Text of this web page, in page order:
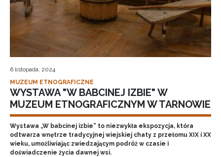
6 listopada, 2024
MUZEUM ETNOGRAFICZNE
WYSTAWA "W BABCINEJ IZBIE" W
MUZEUM ETNOGRAFICZNYM W TARNOWIE
Wystawa „W babcinej izbie” to niezwykła ekspozycja, która
odtwarza wnętrze tradycyjnej wiejskiej chaty z przełomu XIX i XX
wieku, umożliwiając zwiedzającym podróż w czasie i
doświadczenie życia dawnej wsi.